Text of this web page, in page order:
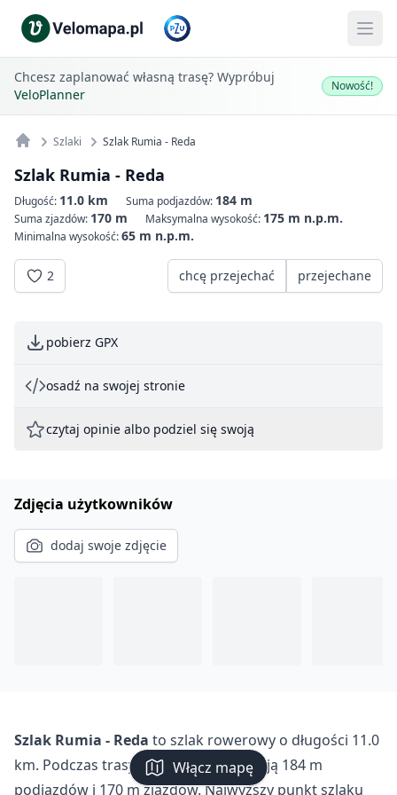
Włącz mapę
Chcesz zaplanować własną trasę? Wypróbuj
VeloPlanner
Nowość!
Szlaki Szlak Rumia - Reda
Szlak Rumia - Reda
Długość: 11.0 km Suma podjazdów: 184 m
Suma zjazdów: 170 m Maksymalna wysokość: 175 m n.p.m.
Minimalna wysokość:65 m n.p.m.
2 chcę przejechać przejechane
pobierz GPX
osadź na swojej stronie
czytaj opinie albo podziel się swoją
Zdjęcia użytkowników
dodaj swoje zdjęcie
Szlak Rumia - Reda to szlak rowerowy o długości 11.0
km. Podczas trasy rowerzyści pokonają 184 m
podjazdów i 170 m zjazdów. Najwyższy punkt szlaku